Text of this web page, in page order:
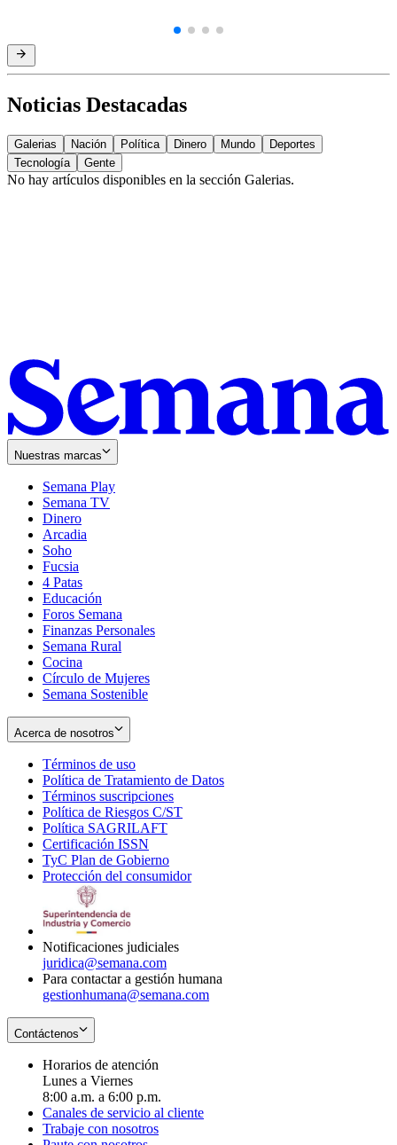
Noticias Destacadas
Galerias Nación Política Dinero Mundo
Deportes
Tecnología
Gente
No hay artículos disponibles en la sección Galerias.
Nuestras marcas
Semana Play
Semana TV
Dinero
Arcadia
Soho
in
new
window
Fucsia
in
new
window
4 Patas
Educación
Foros Semana
Finanzas Personales
Semana Rural
Cocina
Círculo de Mujeres
Semana Sostenible
Acerca de nosotros
Términos de uso
in
new
window
Política de Tratamiento de Datos
Términos suscripciones
in
Política de Riesgos C/ST
Política SAGRILAFT
new
window
Certificación ISSN
in
new
TyC Plan de Gobierno
in
Protección del consumidorOpens
Notificaciones judiciales
juridica@semana.com
Para contactar a gestión humana
gestionhumana@semana.com
Contáctenos
Horarios de atención
Lunes a Viernes
8:00 a.m. a 6:00 p.m.
Canales de servicio al cliente
Trabaje con nosotros